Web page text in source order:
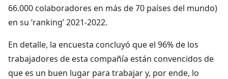
66.000 colaboradores en más de 70 países del mundo)
en su ‘ranking’ 2021-2022.
En detalle, la encuesta concluyó que el 96% de los
trabajadores de esta compañía están convencidos de
que es un buen lugar para trabajar y, por ende, lo